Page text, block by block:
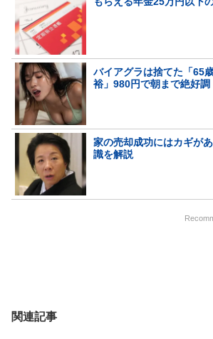
バイアグラは捨てた「65
裕」980円で朝まで絶好調
家の売却成功にはカギが
識を解説
関連記事